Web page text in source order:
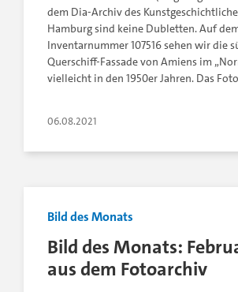
dem Dia-Archiv des
Hamburg sind keine Dubletten. Auf
Inventarnummer 107516 sehen wir die
Querschiff-Fassade von Amiens im
vielleicht in den 1950er Jahren. Das
06.08.2021
Bild des Monats
Bild des Monats:
aus dem Fotoarchiv